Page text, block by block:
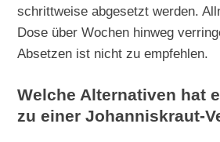
schrittweise abgesetzt werden.
Dose über Wochen hinweg
Absetzen ist nicht zu empfehlen.
Welche Alternativen hat
zu einer Johanniskraut-